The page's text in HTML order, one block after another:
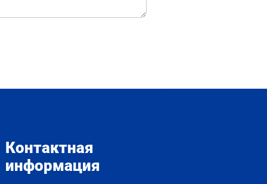
Контактная
информация